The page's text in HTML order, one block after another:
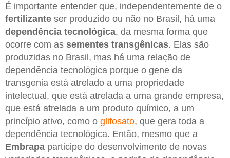
É importante entender que, independentemente de o
fertilizante ser produzido ou não no Brasil, há uma
dependência tecnológica, da mesma forma que
ocorre com as sementes transgênicas. Elas são
produzidas no Brasil, mas há uma relação de
dependência tecnológica porque o gene da
transgenia está atrelado a uma propriedade
intelectual, que está atrelada a uma grande empresa,
que está atrelada a um produto químico, a um
princípio ativo, como o glifosato, que gera toda a
dependência tecnológica. Então, mesmo que a
Embrapa participe do desenvolvimento de novas